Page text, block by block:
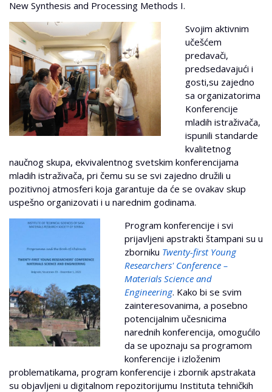
New Synthesis and Processing Methods I.
Svojim aktivnim
učešćem
predavači,
predsedavajući i
gosti,su zajedno
sa organizatorima
Konferencije
mladih istraživača,
ispunili standarde
kvalitetnog
naučnog skupa, ekvivalentnog svetskim konferencijama
mladih istraživača, pri čemu su se svi zajedno družili u
pozitivnoj atmosferi koja garantuje da će se ovakav skup
uspešno organizovati i u narednim godinama.
Program konferencije i svi
prijavljeni apstrakti štampani su u
zborniku Twenty-first Young
Researchers' Conference –
Materials Science and
Engineering. Kako bi se svim
zainteresovanima, a posebno
potencijalnim učesnicima
narednih konferencija, omogućilo
da se upoznaju sa programom
konferencije i izloženim
problematikama, program konferencije i zbornik apstrakata
su objavljeni u digitalnom repozitorijumu Instituta tehničkih